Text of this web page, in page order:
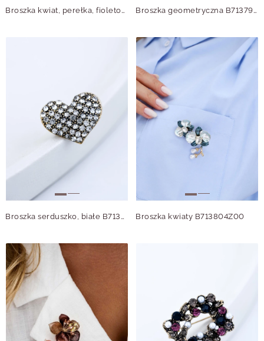
Broszka kwiat, perełka, fioletowy B713717Z00 Broszka geometryczna B713791Z00
Broszka serduszko, białe B713811Z00 Broszka kwiaty B713804Z00